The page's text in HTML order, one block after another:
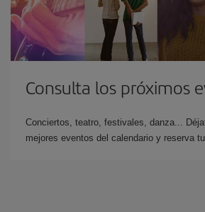
Consulta los próximos
Conciertos, teatro, festivales, danza...
mejores eventos del calendario y reserva